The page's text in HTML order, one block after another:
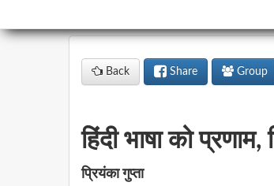
Buzz
Back Share Group
हिंदी भाषा को
प्रियंका गुप्ता